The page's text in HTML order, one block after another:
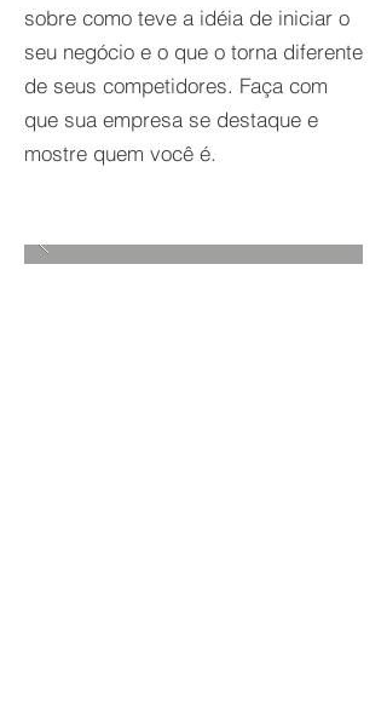
sobre como teve a idéia de iniciar o
seu negócio e o que o torna diferente
de seus competidores. Faça com
que sua empresa se destaque e
mostre quem você é.